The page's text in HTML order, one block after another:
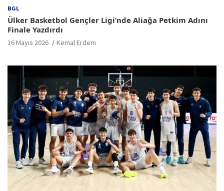
BGL
Ülker Basketbol Gençler Ligi’nde Aliağa Petkim Adını
Finale Yazdırdı
16 Mayıs 2026 Kemal Erdem